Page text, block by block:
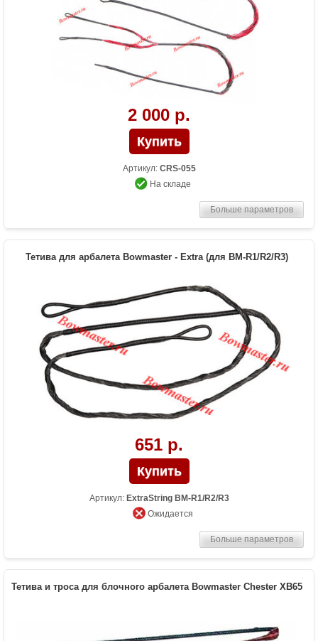
2 000 р.
Артикул: CRS-055
На складе
Больше параметров
Тетива для арбалета Bowmaster - Extra (для BM-R1/R2/R3)
651 р.
Артикул: ExtraString BM-R1/R2/R3
Ожидается
Больше параметров
Тетива и троса для блочного арбалета Bowmaster Chester XB65